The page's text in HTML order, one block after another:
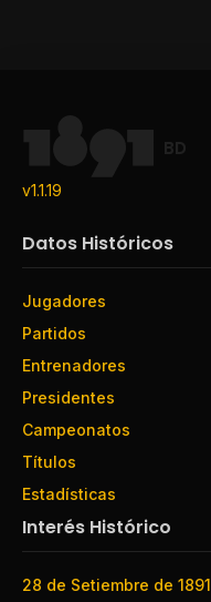
BD
v1.1.19
Datos Históricos
Jugadores
Partidos
Entrenadores
Presidentes
Campeonatos
Títulos
Estadísticas
Interés Histórico
28 de Setiembre de 1891